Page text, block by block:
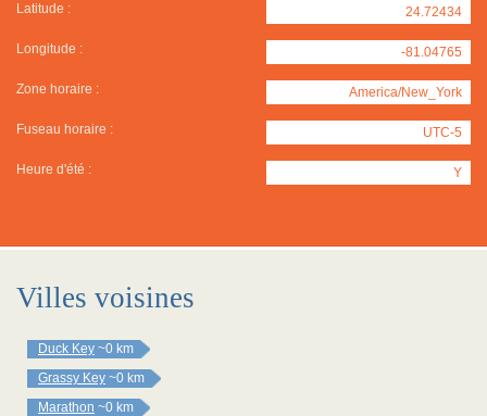
Latitude : 24.72434
Longitude : -81.04765
Zone horaire : America/New_York
Fuseau horaire : UTC-5
Heure d'été : Y
Villes voisines
Duck Key ~0 km
Grassy Key ~0 km
Marathon ~0 km